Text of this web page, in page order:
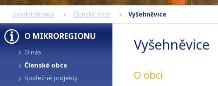
Úvodní stránka Členské obce Vyšehněvice
O MIKROREGIONU
O nás
Členské obce
Společné projekty
Vyšehněvice
O obci